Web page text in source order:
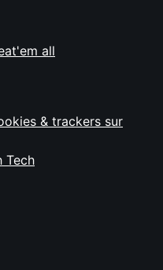
all
& trackers sur
Tech